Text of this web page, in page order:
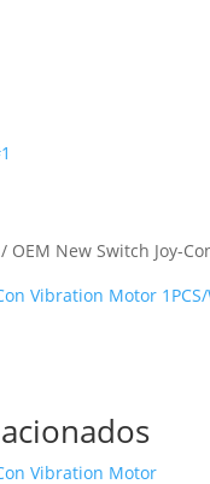
/ OEM New Switch Joy-